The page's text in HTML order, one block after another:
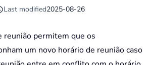
Last modified2025-08-26
reunião permitem que os
um novo horário de reunião caso